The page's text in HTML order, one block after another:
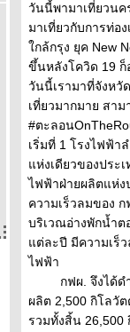
วันนี้พามาเที่ยวน
มาเที่ยวกับการท่อ
กล้กรุง ยุค New
ขึ้นหลังโควิด 19 ก็
วันนี้เรามาที่จังหวั
เที่ยวมากมาย สาม
#ตะลอน
เริ่มที่ 1 โรงไฟฟ้
ห่งเดียวของประเ
ไฟฟ้าฝ่ายผลิตแห่ง
ความเร็วลมของ
บริเวณอ่างพักน้ำ
ต่ละปี มีความเร็ว
ไฟฟ้า
กฟผ. จึงได้ดำเ
ผลิต 2,500 กิโลวั
รวมทั้งสิ้น 26,500